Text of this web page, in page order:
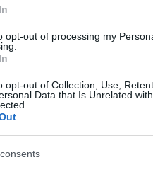
opt-out of processing my
opt-out of Collection, Use,
Data that Is Unrelated
alkalmával
például egy élénk,
Lehet
királyné megjelenését,